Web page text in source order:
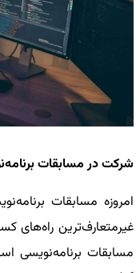
شرکت در مسابقات
امروزه مسابقات
غیرمتعارف‌ترین راه‌های
مسابقات برنامه‌نویسی